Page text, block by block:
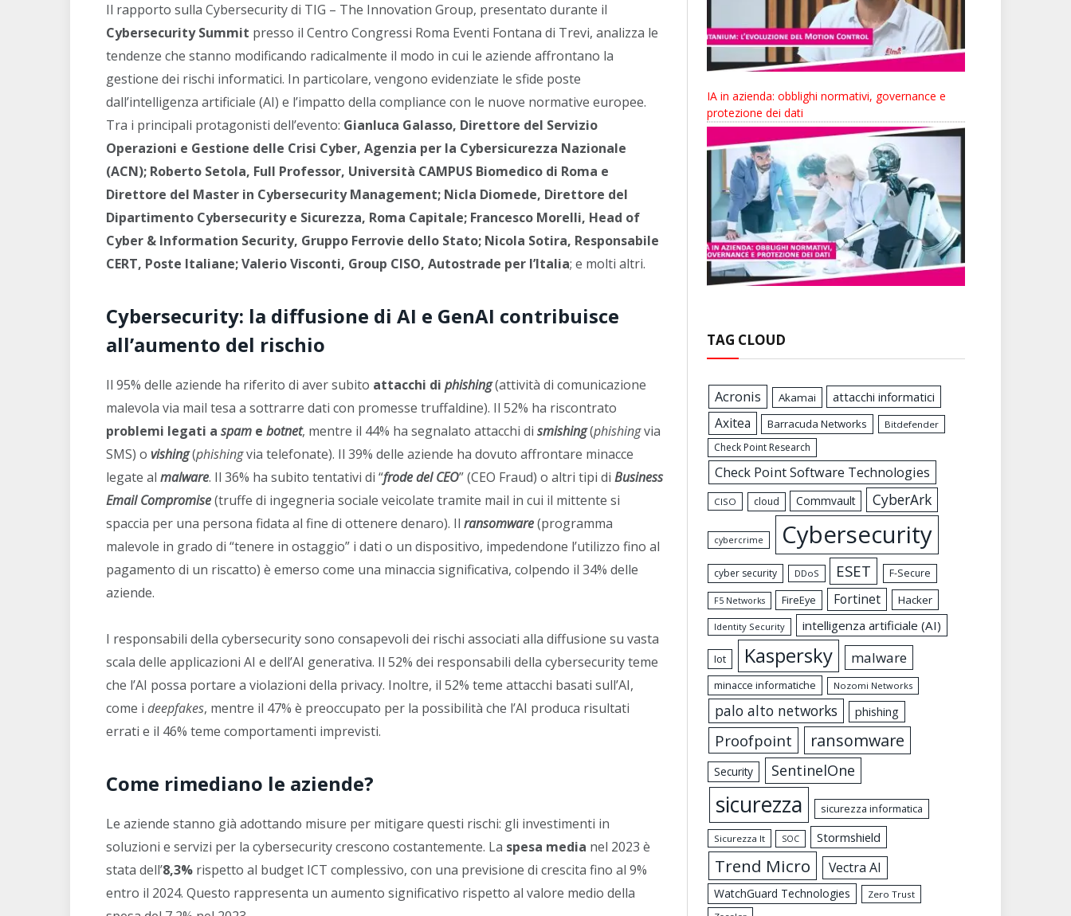
Il rapporto sulla Cybersecurity di TIG – The Innovation Group, presentato durante il
Cybersecurity Summit presso il Centro Congressi Roma Eventi Fontana di Trevi, analizza le
tendenze che stanno modificando radicalmente il modo in cui le aziende affrontano la
gestione dei rischi informatici. In particolare, vengono evidenziate le sfide poste
dall’intelligenza artificiale (AI) e l’impatto della compliance con le nuove normative europee.
Tra i principali protagonisti dell’evento: Gianluca Galasso, Direttore del Servizio
Operazioni e Gestione delle Crisi Cyber, Agenzia per la Cybersicurezza Nazionale
(ACN); Roberto Setola, Full Professor, Università CAMPUS Biomedico di Roma e
Direttore del Master in Cybersecurity Management; Nicla Diomede, Direttore del
Dipartimento Cybersecurity e Sicurezza, Roma Capitale; Francesco Morelli, Head of
Cyber & Information Security, Gruppo Ferrovie dello Stato; Nicola Sotira, Responsabile
CERT, Poste Italiane; Valerio Visconti, Group CISO, Autostrade per l’Italia; e molti altri.
Cybersecurity: la diffusione di AI e GenAI contribuisce
all’aumento del rischio
Il 95% delle aziende ha riferito di aver subito attacchi di phishing(attività di comunicazione
malevola via mail tesa a sottrarre dati con promesse truffaldine). Il 52% ha riscontrato
problemi legati a spam e botnet, mentre il 44% ha segnalato attacchi di smishing(phishingvia
SMS) o vishing(phishingvia telefonate). Il 39% delle aziende ha dovuto affrontare minacce
legate al malware. Il 36% ha subito tentativi di “frode del CEO” (CEO Fraud) o altri tipi di Business
Email Compromise(truffe di ingegneria sociale veicolate tramite mail in cui il mittente si
spaccia per una persona fidata al fine di ottenere denaro). Il ransomware(programma
malevole in grado di “tenere in ostaggio” i dati o un dispositivo, impedendone l’utilizzo fino al
pagamento di un riscatto) è emerso come una minaccia significativa, colpendo il 34% delle
aziende.
I responsabili della cybersecurity sono consapevoli dei rischi associati alla diffusione su vasta
scala delle applicazioni AI e dell’AI generativa. Il 52% dei responsabili della cybersecurity teme
che l’AI possa portare a violazioni della privacy. Inoltre, il 52% teme attacchi basati sull’AI,
come i deepfakes, mentre il 47% è preoccupato per la possibilità che l’AI produca risultati
errati e il 46% teme comportamenti imprevisti.
Come rimediano le aziende?
Le aziende stanno già adottando misure per mitigare questi rischi: gli investimenti in
soluzioni e servizi per la cybersecurity crescono costantemente. La spesa media nel 2023 è
stata dell’8,3% rispetto al budget ICT complessivo, con una previsione di crescita fino al 9%
entro il 2024. Questo rappresenta un aumento significativo rispetto al valore medio della
IA in azienda: obblighi normativi, governance e
protezione dei dati
TAG CLOUD
Acronis Akamai attacchi informatici
Axitea Barracuda Networks Bitdefender
Check Point Research
Check Point Software Technologies
CISO cloud Commvault CyberArk
cybercrime Cybersecurity
cyber security DDoS ESET F-Secure
F5 Networks FireEye Fortinet Hacker
Identity Security intelligenza artificiale (AI)
Iot Kaspersky malware
minacce informatiche Nozomi Networks
palo alto networks phishing
Proofpoint ransomware
Security SentinelOne
sicurezza sicurezza informatica
Sicurezza It SOC Stormshield
Trend Micro Vectra AI
WatchGuard Technologies
Zero Trust